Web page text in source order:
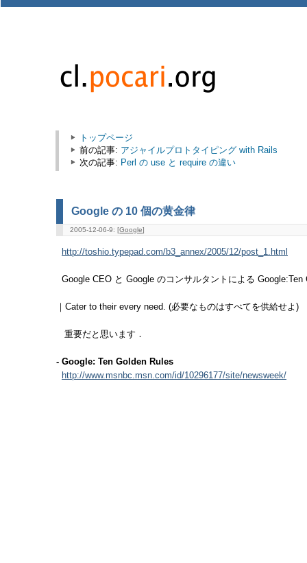
トップページ
前の記事: アジャイルプロトタイピング with Rails
次の記事: Perl の use と require の違い
Google の 10 個の黄金律
2005-12-06-9: [Google]
http://toshio.typepad.com/b3_annex/2005/12/post_1.html
Google CEO と Google のコンサルタントによる Google:Ten
｜Cater to their every need. (必要なものはすべてを供給せよ)
重要だと思います．
- Google: Ten Golden Rules
http://www.msnbc.msn.com/id/10296177/site/newsweek/